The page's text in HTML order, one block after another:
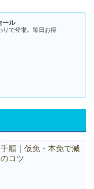
ール
りで登場。毎日お得
順｜仮免・本免で減
コツ